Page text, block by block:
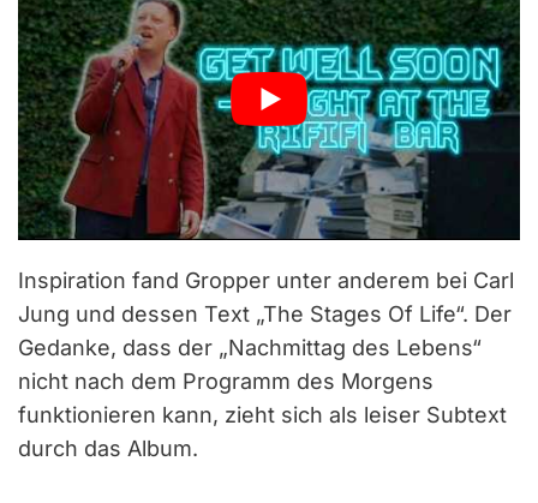
Inspiration fand Gropper unter anderem bei Carl
Jung und dessen Text „The Stages Of Life“. Der
Gedanke, dass der „Nachmittag des Lebens“
nicht nach dem Programm des Morgens
funktionieren kann, zieht sich als leiser Subtext
durch das Album.